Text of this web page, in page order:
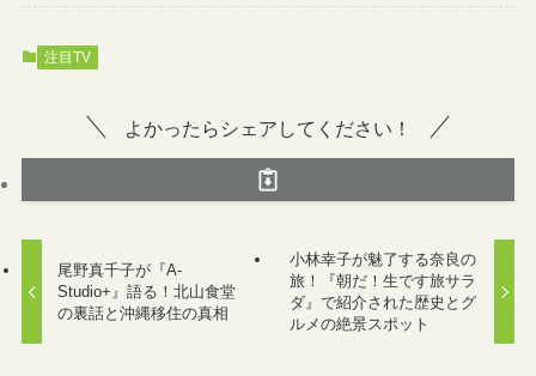
注目TV
よかったらシェアしてください！
尾野真千子が『A-
Studio+』語る！北山食堂
の裏話と沖縄移住の真相
小林幸子が魅了する奈良の
旅！『朝だ！生です旅サラ
ダ』で紹介された歴史とグ
ルメの絶景スポット